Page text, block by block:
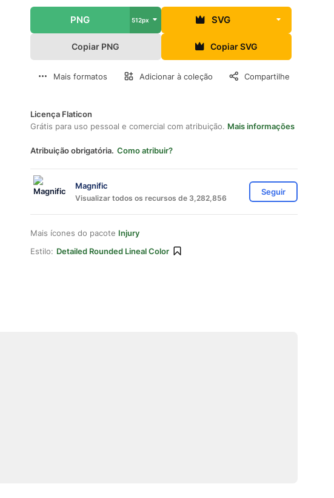
PNG 512px SVG
Copiar PNG Copiar SVG
Mais formatos Adicionar à coleção Compartilhe
Licença Flaticon
Grátis para uso pessoal e comercial com atribuição. Mais informações
Atribuição obrigatória. Como atribuir?
Magnific
Visualizar todos os recursos de 3,282,856
Seguir
Mais ícones do pacote Injury
Estilo: Detailed Rounded Lineal Color